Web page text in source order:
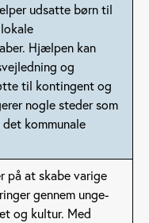
udsatte børn til
Hjælpen kan
og
til kontingent og
nogle steder som
kommunale
på at skabe varige
gennem unge-
og kultur. Med